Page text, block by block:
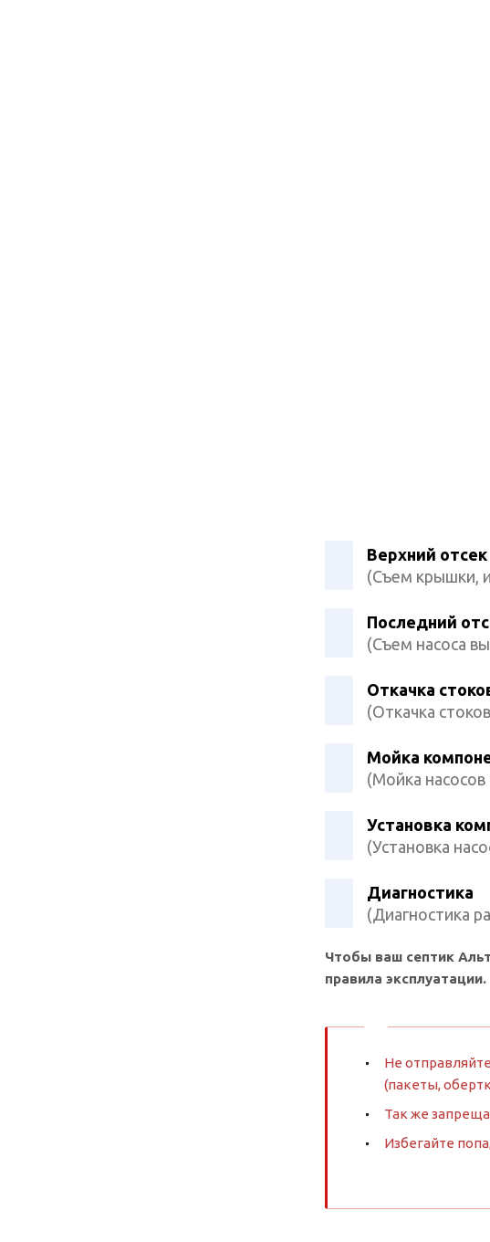
Верхний отсек
(Съем крышки,
Последний
(Съем насоса
Откачка
(Откачка
Мойка
(Мойка
Установка
(Установка
Диагностика
(Диагностика
Чтобы ваш септик
правила эксплуатации.
Не
(пакеты,
Так же
Избегайте